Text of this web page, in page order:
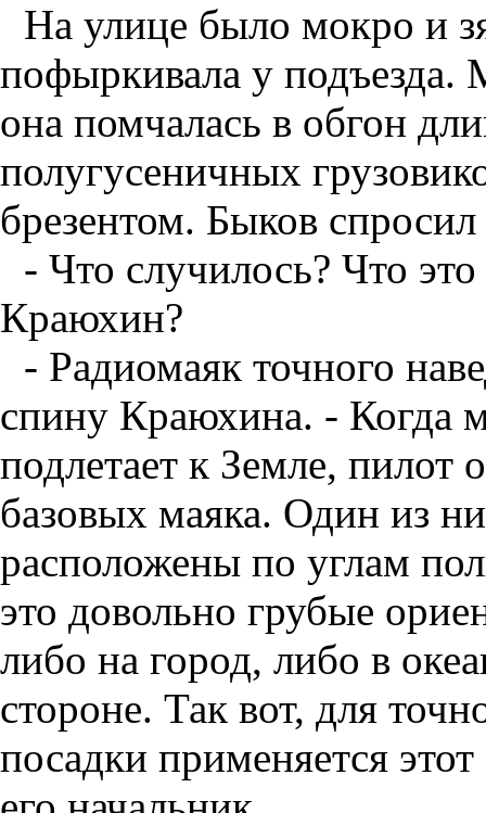
На улице было мокро и
пофыркивала у подъезда.
она помчалась в обгон
полугусеничных
брезентом. Быков спросил
- Что случилось? Что
Краюхин?
- Радиомаяк точного
спину Краюхина. - Когда
подлетает к Земле, пилот
базовых маяка. Один из
расположены по углам
это довольно грубые
либо на город, либо в
стороне. Так вот, для
посадки применяется